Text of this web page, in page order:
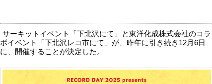
サーキットイベント「下北沢にて」と東洋化成株式会社のコラ
ボイベント「下北沢レコ市にて」が、昨年に引き続き12月6日
に、開催することが決定した。